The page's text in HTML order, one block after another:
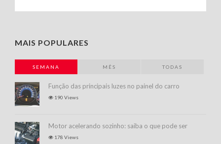
MAIS POPULARES
SEMANA MÊS TODAS
Função das principais luzes no painel do carro
190 Views
Motor acelerando sozinho: saiba o que pode ser
178 Views